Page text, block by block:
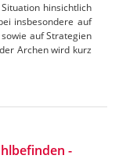
hinsichtlich
insbesondere auf
auf Strategien
Archen wird kurz
-